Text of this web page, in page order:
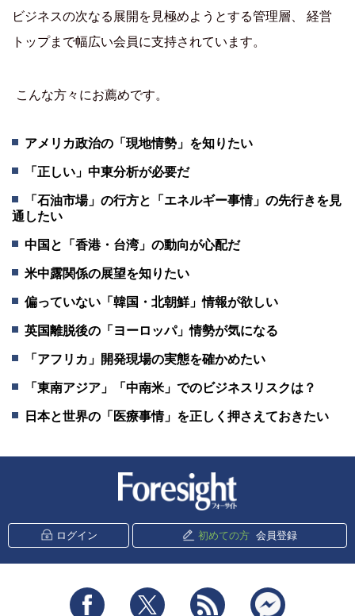
ビジネスの次なる展開を見極めようとする管理層、 経営
トップまで幅広い会員に支持されています。
こんな方々にお薦めです。
アメリカ政治の「現地情勢」を知りたい
「正しい」中東分析が必要だ
「石油市場」の行方と「エネルギー事情」の先行きを見
通したい
中国と「香港・台湾」の動向が心配だ
米中露関係の展望を知りたい
偏っていない「韓国・北朝鮮」情報が欲しい
英国離脱後の「ヨーロッパ」情勢が気になる
「アフリカ」開発現場の実態を確かめたい
「東南アジア」「中南米」でのビジネスリスクは？
日本と世界の「医療事情」を正しく押さえておきたい
ログイン 初めての方 会員登録
Facebook Twitter RSS